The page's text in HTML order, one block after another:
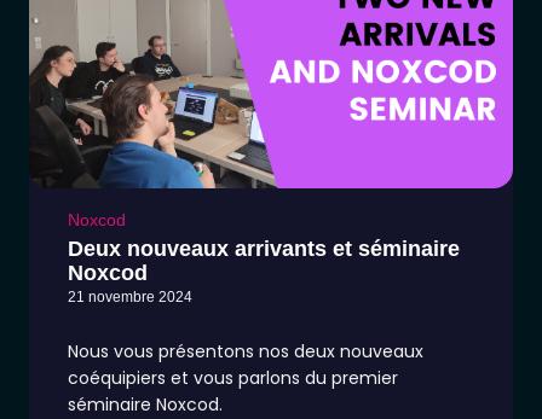
Noxcod
Deux nouveaux arrivants et séminaire
Noxcod
21 novembre 2024
Nous vous présentons nos deux nouveaux
coéquipiers et vous parlons du premier
séminaire Noxcod.